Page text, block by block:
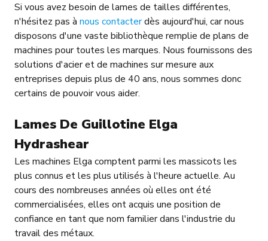
Si vous avez besoin de lames de tailles différentes,
n'hésitez pas à nous contacterdès aujourd'hui, car nous
disposons d'une vaste bibliothèque remplie de plans de
machines pour toutes les marques. Nous fournissons des
solutions d'acier et de machines sur mesure aux
entreprises depuis plus de 40 ans, nous sommes donc
certains de pouvoir vous aider.
Lames De Guillotine Elga
Hydrashear
Les machines Elga comptent parmi les massicots les
plus connus et les plus utilisés à l'heure actuelle. Au
cours des nombreuses années où elles ont été
commercialisées, elles ont acquis une position de
confiance en tant que nom familier dans l'industrie du
travail des métaux.